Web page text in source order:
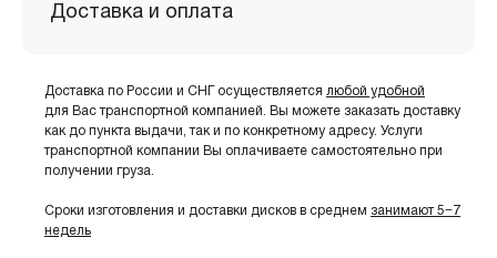
Доставка и оплата
Доставка по России и СНГ осуществляется любой удобной
для Вас транспортной компанией. Вы можете заказать доставку
как до пункта выдачи, так и по конкретному адресу. Услуги
транспортной компании Вы оплачиваете самостоятельно при
получении груза.
Сроки изготовления и доставки дисков в среднем занимают 5−7
недель